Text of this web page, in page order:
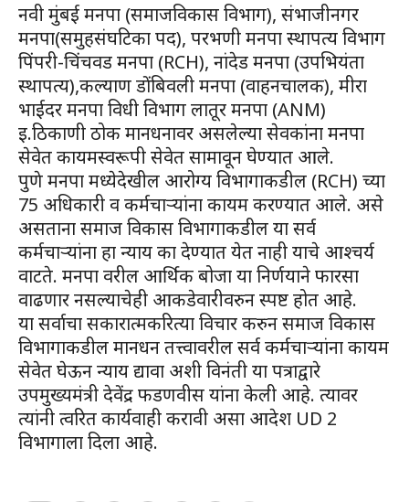
नवी मुंबई मनपा (समाजविकास विभाग), संभाजीनगर
मनपा(समुहसंघटिका पद), परभणी मनपा स्थापत्य विभाग
पिंपरी-चिंचवड मनपा (RCH), नांदेड मनपा (उपभियंता
स्थापत्य),कल्याण डोंबिवली मनपा (वाहनचालक), मीरा
भाईदर मनपा विधी विभाग लातूर मनपा (ANM)
इ.ठिकाणी ठोक मानधनावर असलेल्या सेवकांना मनपा
सेवेत कायमस्वरूपी सेवेत सामावून घेण्यात आले.
पुणे मनपा मध्येदेखील आरोग्य विभागाकडील (RCH) च्या
75 अधिकारी व कर्मचाऱ्यांना कायम करण्यात आले. असे
असताना समाज विकास विभागाकडील या सर्व
कर्मचाऱ्यांना हा न्याय का देण्यात येत नाही याचे आश्चर्य
वाटते. मनपा वरील आर्थिक बोजा या निर्णयाने फारसा
वाढणार नसल्याचेही आकडेवारीवरुन स्पष्ट होत आहे.
या सर्वाचा सकारात्मकरित्या विचार करुन समाज विकास
विभागाकडील मानधन तत्त्वावरील सर्व कर्मचाऱ्यांना कायम
सेवेत घेऊन न्याय द्यावा अशी विनंती या पत्राद्वारे
उपमुख्यमंत्री देवेंद्र फडणवीस यांना केली आहे. त्यावर
त्यांनी त्वरित कार्यवाही करावी असा आदेश UD 2
विभागाला दिला आहे.